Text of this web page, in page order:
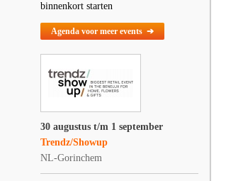
binnenkort starten
Agenda voor meer events ➔
30 augustus t/m 1 september
Trendz/Showup
NL-Gorinchem